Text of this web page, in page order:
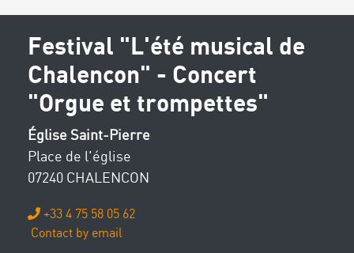
Festival "L'été musical de
Chalencon" - Concert
"Orgue et trompettes"
Église Saint-Pierre
Place de l'église
07240 CHALENCON
+33 4 75 58 05 62
Contact by email